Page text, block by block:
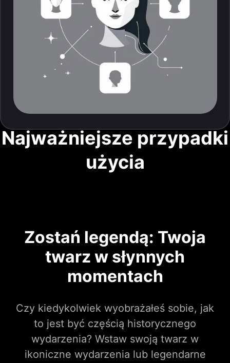
Najważniejsze przypadki
użycia
Zostań legendą: Twoja
twarz w słynnych
momentach
Czy kiedykolwiek wyobrażałeś sobie, jak
to jest być częścią historycznego
wydarzenia? Wstaw swoją twarz w
ikoniczne wydarzenia lub legendarne